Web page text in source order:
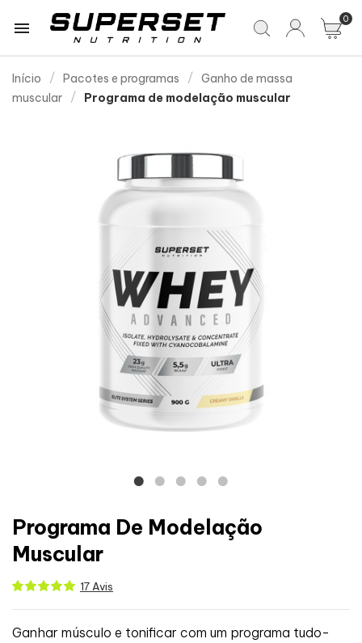
 0
Início Pacotes e programas
Ganho de massa
muscular
Programa de modelação muscular
Programa De Modelação
Muscular
17 Avis
Ganhar músculo e tonificar com um programa tudo-